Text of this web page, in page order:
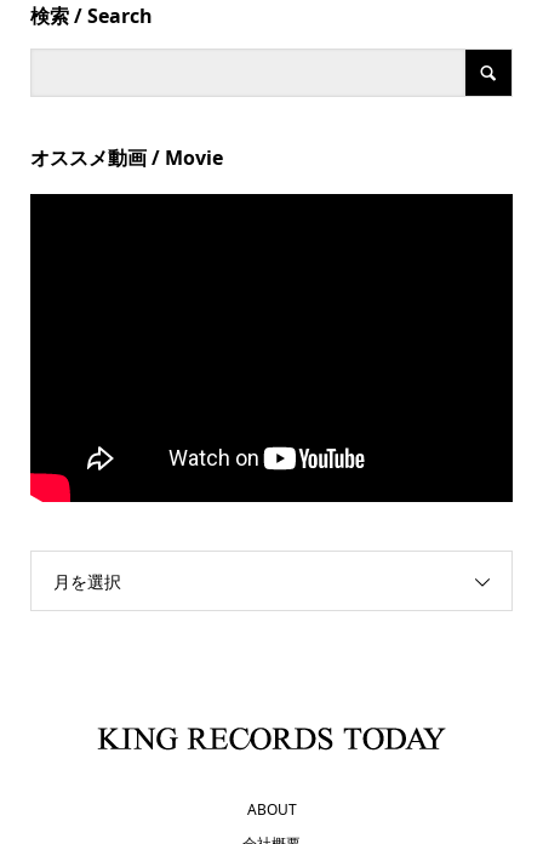
検索 / Search
オススメ動画 / Movie
月を選択
ABOUT